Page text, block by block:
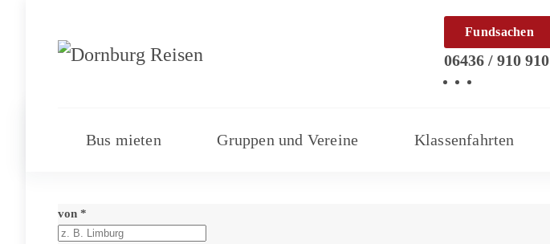
Fundsachen
06436 / 910 910
Bus mieten Gruppen und Vereine Klassenfahrten
von *